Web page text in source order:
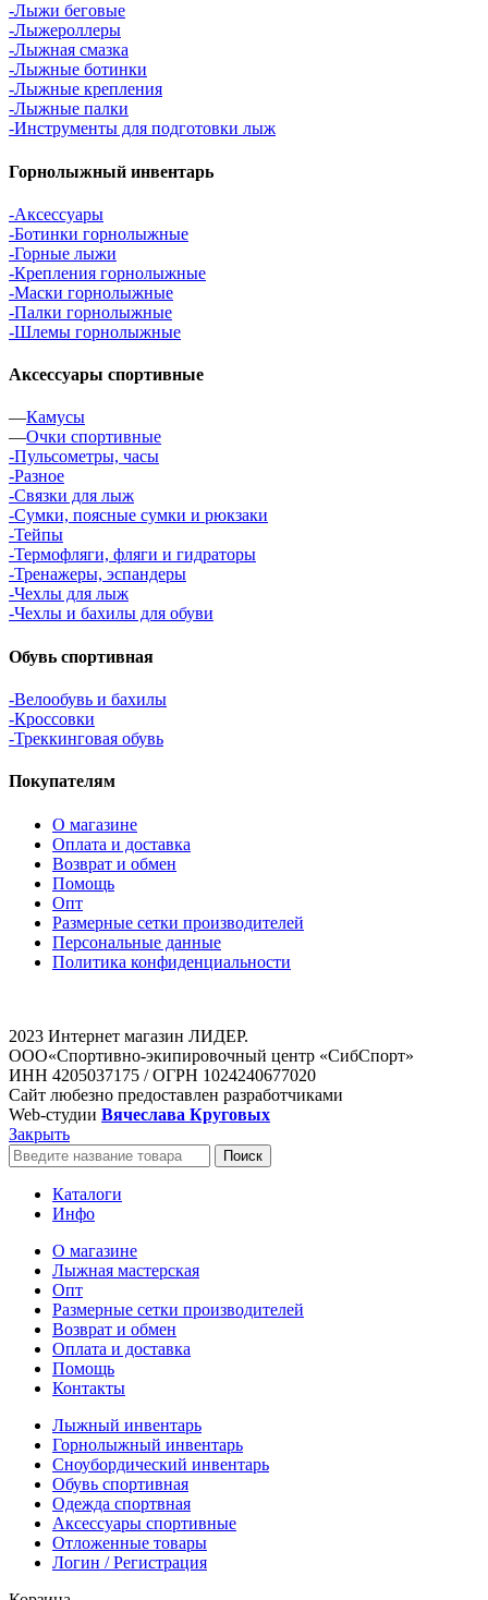
-Лыжи беговые
-Лыжероллеры
-Лыжная смазка
-Лыжные ботинки
-Лыжные крепления
-Лыжные палки
-Инструменты для подготовки лыж
Горнолыжный инвентарь
-Аксессуары
-Ботинки горнолыжные
-Горные лыжи
-Крепления горнолыжные
-Маски горнолыжные
-Палки горнолыжные
-Шлемы горнолыжные
Аксессуары спортивные
—Камусы
—Очки спортивные
-Пульсометры, часы
-Разное
-Связки для лыж
-Сумки, поясные сумки и рюкзаки
-Тейпы
-Термофляги, фляги и гидраторы
-Тренажеры, эспандеры
-Чехлы для лыж
-Чехлы и бахилы для обуви
Обувь спортивная
-Велообувь и бахилы
-Кроссовки
-Треккинговая обувь
Покупателям
О магазине
Оплата и доставка
Возврат и обмен
Помощь
Опт
Размерные сетки производителей
Персональные данные
Политика конфиденциальности
2023 Интернет магазин ЛИДЕР.
ООО«Спортивно-экипировочный центр «СибСпорт»
ИНН 4205037175 / ОГРН 1024240677020
Сайт любезно предоставлен разработчиками
Web-студии Вячеслава Круговых
Закрыть
Поиск
Каталоги
Инфо
О магазине
Лыжная мастерская
Опт
Размерные сетки производителей
Возврат и обмен
Оплата и доставка
Помощь
Контакты
Лыжный инвентарь
Горнолыжный инвентарь
Сноубордический инвентарь
Обувь спортивная
Одежда спортвная
Аксессуары спортивные
Отложенные товары
Логин / Регистрация